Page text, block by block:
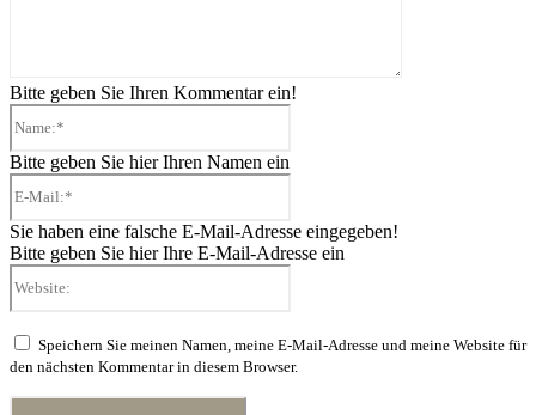
Bitte geben Sie Ihren Kommentar ein!
Bitte geben Sie hier Ihren Namen ein
Sie haben eine falsche E-Mail-Adresse eingegeben!
Bitte geben Sie hier Ihre E-Mail-Adresse ein
Speichern Sie meinen Namen, meine E-Mail-Adresse und meine Website für
den nächsten Kommentar in diesem Browser.